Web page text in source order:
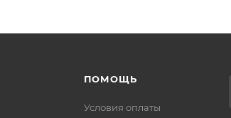
ПОМОЩЬ
Условия оплаты